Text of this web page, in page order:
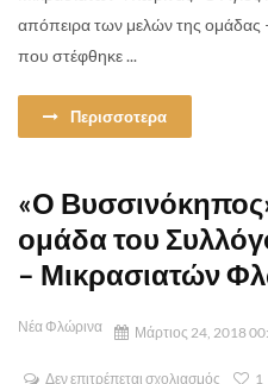
απόπειρα των μελών της ομάδας
που στέφθηκε ...
Περισσοτερα
«Ο
ομάδα του
– Μικρασιατών
Νέα Φλώρινα Μάρτιος 24, 2018
Δεν επιτρέπεται σχολιασμός 1